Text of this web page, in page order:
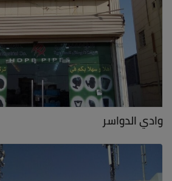
وادي الدواسر